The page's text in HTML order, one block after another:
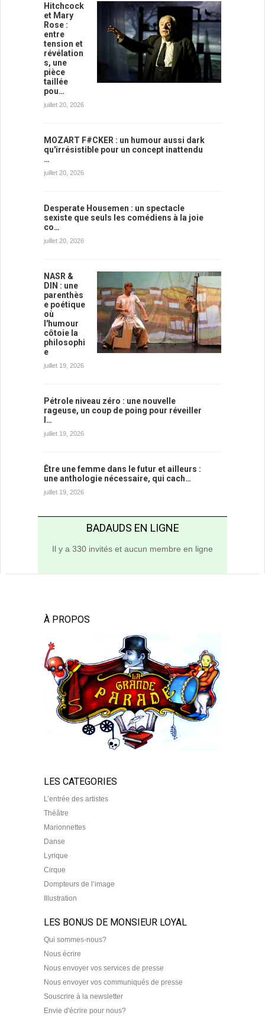
Hitchcock
et Mary
Rose :
entre
tension et
révélation
s, une
pièce
taillée
pou…
juillet 20, 2026
MOZART F#CKER : un humour aussi dark
qu'irrésistible pour un concept inattendu
…
juillet 20, 2026
Desperate Housemen : un spectacle
sexiste que seuls les comédiens à la joie
co…
juillet 20, 2026
NASR &
DIN : une
parenthès
e poétique
où
l'humour
côtoie la
philosophi
e
juillet 19, 2026
Pétrole niveau zéro : une nouvelle
rageuse, un coup de poing pour réveiller
l…
juillet 19, 2026
Être une femme dans le futur et ailleurs :
une anthologie nécessaire, qui cach…
juillet 19, 2026
BADAUDS EN LIGNE
Il y a 330 invités et aucun membre en ligne
À PROPOS
LES CATEGORIES
L’entrée des artistes
Théâtre
Marionnettes
Danse
Lyrique
Cirque
Dompteurs de l’image
Illustration
LES BONUS DE MONSIEUR LOYAL
Qui sommes-nous?
Nous écrire
Nous envoyer vos services de presse
Nous envoyer vos communiqués de presse
Souscrire à la newsletter
Envie d'écrire pour nous?